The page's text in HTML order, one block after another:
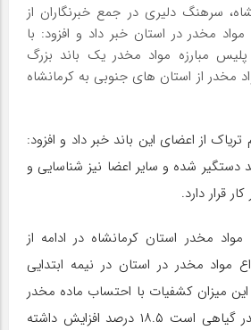
سرهنگ دلیری در جمع خبرنگاران از
مواد مخدر در استان خبر داد و افزود: با
مبارزه مواد مخدر یک باند بزرگ
مخدر از استان های جنوبی به کرمانشاه
کیلوگرم تریاک از اعضای این باند خبر داد و افزود:
دستگیر شده و سایر اعضا نیز شناسایی و
قرار دارد.
مخدر استان کرمانشاه در ادامه از
انواع مواد مخدر در استان در نیمه ابتدایی
این میزان کشفیات با احتساب ماده مخدر
گراس که به نوعی مخدر گیاهی است ۱۸.۵ درصد افزایش داشته